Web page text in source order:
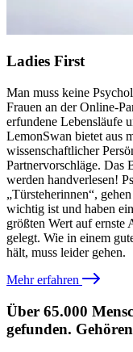
Ladies First
Man muss keine
Frauen an der Online-
erfundene Lebensläufe
LemonSwan bietet aus
wissenschaftlicher
Partnervorschläge. Das
werden handverlesen!
„Türsteherinnen“,
wichtig ist und haben
größten Wert auf ernste
gelegt. Wie in einem
hält, muss leider gehen.
Mehr erfahren
Über 65.000
gefunden.